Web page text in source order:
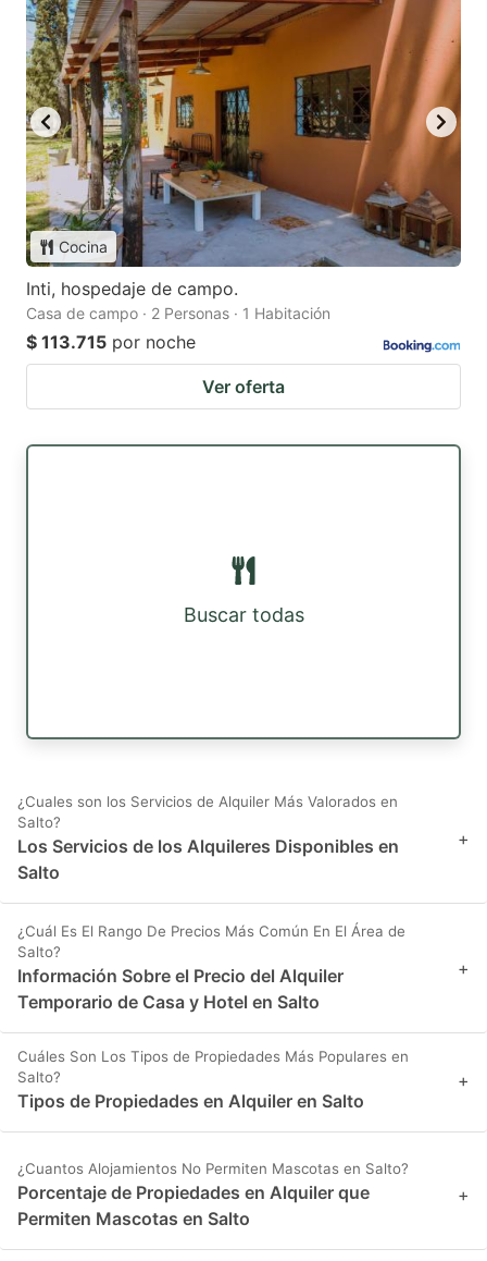
Cocina
Inti, hospedaje de campo.
Casa de campo · 2 Personas · 1 Habitación
$ 113.715 por noche
Ver oferta
Buscar todas
¿Cuales son los Servicios de Alquiler Más Valorados en
Salto?
Los Servicios de los Alquileres Disponibles en
Salto
+
¿Cuál Es El Rango De Precios Más Común En El Área de
Salto?
Información Sobre el Precio del Alquiler
Temporario de Casa y Hotel en Salto
+
Cuáles Son Los Tipos de Propiedades Más Populares en
Salto?
Tipos de Propiedades en Alquiler en Salto
+
¿Cuantos Alojamientos No Permiten Mascotas en Salto?
Porcentaje de Propiedades en Alquiler que
Permiten Mascotas en Salto
+